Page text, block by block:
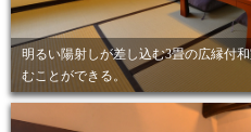
明るい陽射しが差し込む3畳の広縁付
むことができる。